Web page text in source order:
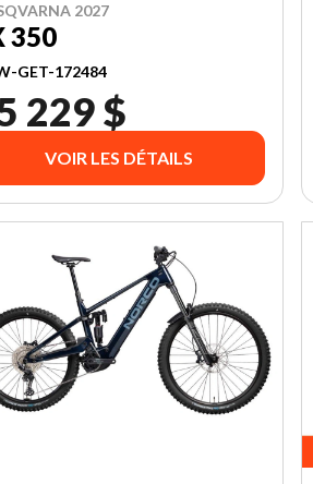
2027
350
GET-172484
229 $
VOIR LES DÉTAILS